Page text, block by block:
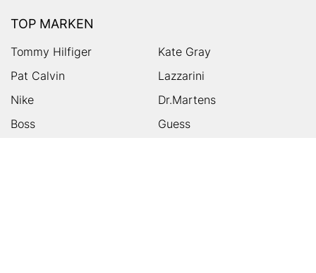
TOP MARKEN
Tommy Hilfiger
Kate Gray
Pat Calvin
Lazzarini
Nike
Dr.Martens
Boss
Guess